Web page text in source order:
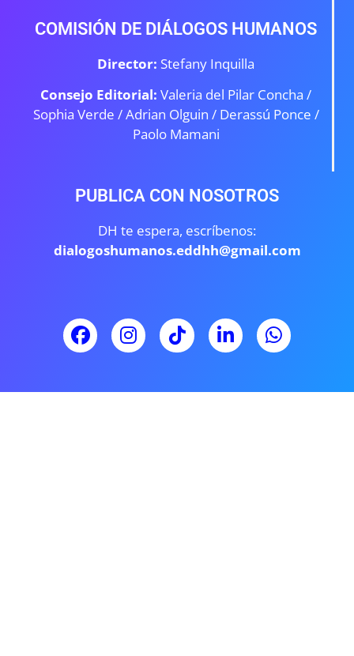
COMISIÓN DE DIÁLOGOS HUMANOS
Director: Stefany Inquilla
Consejo Editorial: Valeria del Pilar Concha /
Sophia Verde /Adrian Olguin / Derassú Ponce /
Paolo Mamani
PUBLICA CON NOSOTROS
DH te espera, escríbenos:
dialogoshumanos.eddhh@gmail.com